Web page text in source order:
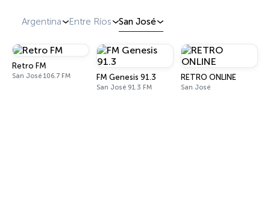
Argentina Entre Ríos San José
Retro FM
San José 106.7 FM FM Genesis 91.3
San José 91.3 FM
RETRO ONLINE
San José